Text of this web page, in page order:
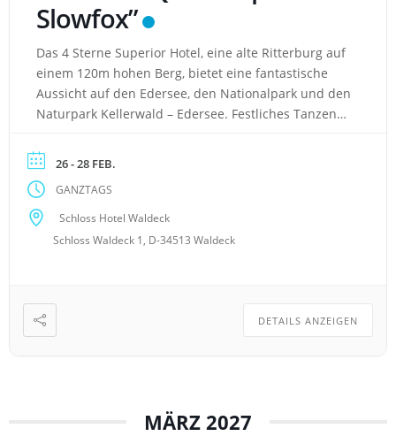
Slowfox”
Das 4 Sterne Superior Hotel, eine alte Ritterburg auf
einem 120m hohen Berg, bietet eine fantastische
Aussicht auf den Edersee, den Nationalpark und den
Naturpark Kellerwald – Edersee. Festliches Tanzen
Hotel: Berghotel am Ort Waldeck auf einer Anhöhe
mit Rundumblick auf den Edersee gelegen Komfort –
Land, Komfort […]
26 - 28 FEB.
GANZTAGS
Schloss Hotel Waldeck
Schloss Waldeck 1, D-34513 Waldeck
DETAILS ANZEIGEN
MÄRZ 2027